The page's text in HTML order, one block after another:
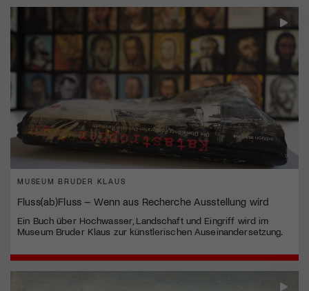
MUSEUM BRUDER KLAUS
Fluss(ab)Fluss – Wenn aus Recherche Ausstellung wird
Ein Buch über Hochwasser, Landschaft und Eingriff wird im
Museum Bruder Klaus zur künstlerischen Auseinandersetzung.